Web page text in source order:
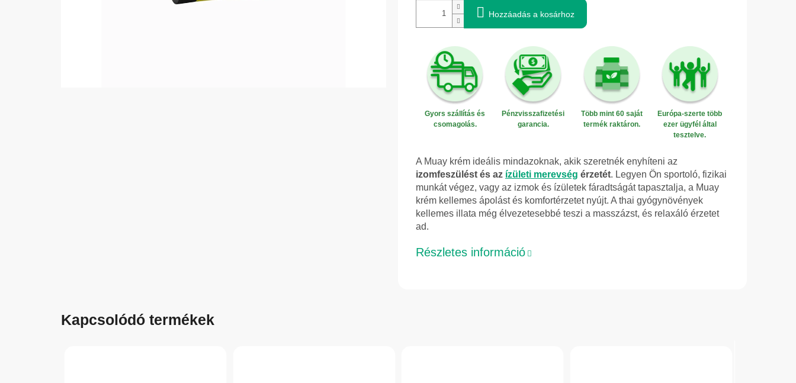
Hozzáadás a kosárhoz
Gyors szállítás és
csomagolás.
Pénzvisszafizetési
garancia.
Több mint 60 saját
termék raktáron.
Európa-szerte több
ezer ügyfél által
tesztelve.
A Muay krém ideális mindazoknak, akik szeretnék enyhíteni az
izomfeszülést és az ízületi merevség érzetét. Legyen Ön sportoló, fizikai
munkát végez, vagy az izmok és ízületek fáradtságát tapasztalja, a Muay
krém kellemes ápolást és komfortérzetet nyújt. A thai gyógynövények
kellemes illata még élvezetesebbé teszi a masszázst, és relaxáló érzetet
ad.
Részletes információ
Kapcsolódó termékek